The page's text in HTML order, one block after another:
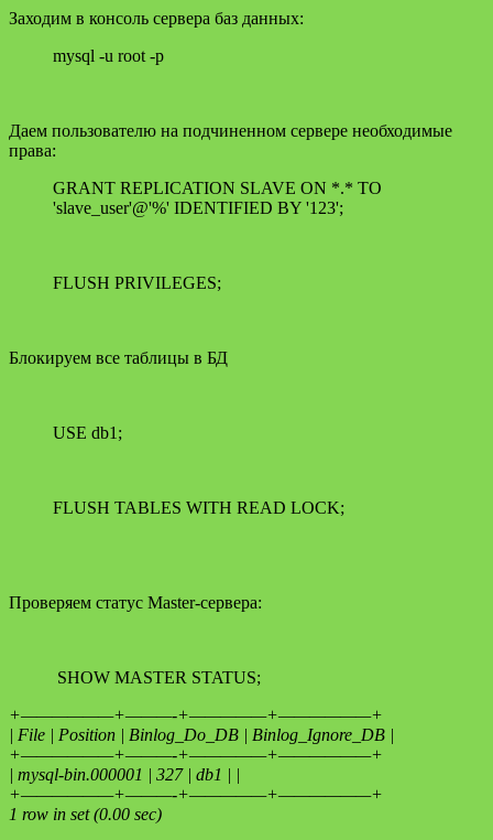
Заходим в консоль сервера баз данных:
mysql -u root -p
Даем пользователю на подчиненном сервере необходимые
права:
GRANT REPLICATION SLAVE ON *.* TO
'slave_user'@'%' IDENTIFIED BY '123';
FLUSH PRIVILEGES;
Блокируем все таблицы в БД
USE db1;
FLUSH TABLES WITH READ LOCK;
Проверяем статус Master-сервера:
SHOW MASTER STATUS;
+——————+———-+—————+——————+
| File | Position | Binlog_Do_DB | Binlog_Ignore_DB |
+——————+———-+—————+——————+
| mysql-bin.000001 | 327 | db1 | |
+——————+———-+—————+——————+
1 row in set (0.00 sec)